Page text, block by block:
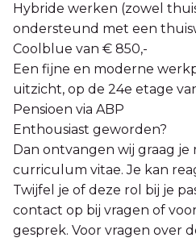
Hybride werken (zowel
ondersteund met een
Coolblue van € 850,-
Een fijne en moderne
uitzicht, op de 24e etage
Pensioen via ABP
Enthousiast geworden?
Dan ontvangen wij graag je
curriculum vitae. Je kan
Twijfel je of deze rol bij je
contact op bij vragen of
gesprek. Voor vragen over